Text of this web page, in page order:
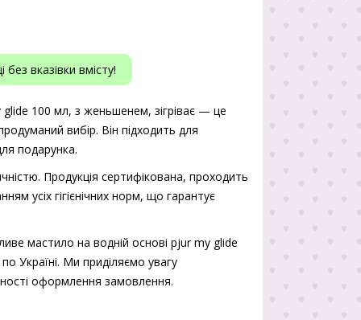
вказівки вмісту!
100 мл, з женьшенем, зігріває — це
вибір. Він підходить для
подарунка.
Продукція сертифікована, проходить
усіх гігієнічних норм, що гарантує
мастило на водній основі pjur my glide
Україні. Ми приділяємо увагу
оформлення замовлення.